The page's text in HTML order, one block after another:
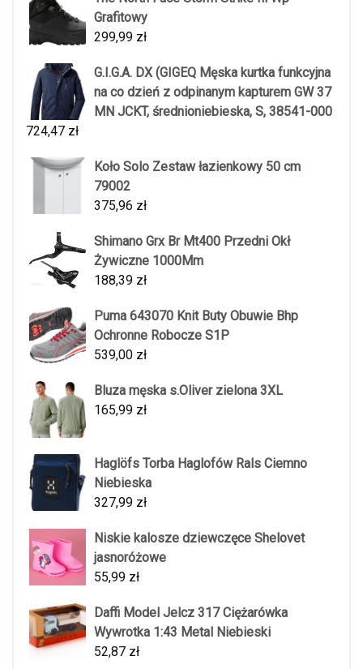
Grafitowy
299,99 zł
G.I.G.A. DX (GIGEQ Męska kurtka funkcyjna
na co dzień z odpinanym kapturem GW 37
MN JCKT, średnioniebieska, S, 38541-000
724,47 zł
Koło Solo Zestaw łazienkowy 50 cm
79002
375,96 zł
Shimano Grx Br Mt400 Przedni Okł
Żywiczne 1000Mm
188,39 zł
Puma 643070 Knit Buty Obuwie Bhp
Ochronne Robocze S1P
539,00 zł
Bluza męska s.Oliver zielona 3XL
165,99 zł
Haglöfs Torba Haglofów Rals Ciemno
Niebieska
327,99 zł
Niskie kalosze dziewczęce Shelovet
jasnoróżowe
55,99 zł
Daffi Model Jelcz 317 Ciężarówka
Wywrotka 1:43 Metal Niebieski
52,87 zł